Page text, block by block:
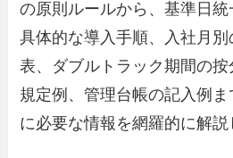
の原則ルールから、基準日
具体的な導入手順、入社月
表、ダブルトラック期間の
規定例、管理台帳の記入例
に必要な情報を網羅的に解説